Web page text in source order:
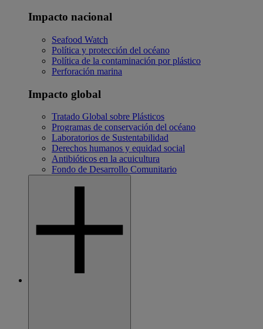
Impacto nacional
Seafood Watch
Política y protección del océano
Política de la contaminación por plástico
Perforación marina
Impacto global
Tratado Global sobre Plásticos
Programas de conservación del océano
Laboratorios de Sustentabilidad
Derechos humanos y equidad social
Antibióticos en la acuicultura
Fondo de Desarrollo Comunitario